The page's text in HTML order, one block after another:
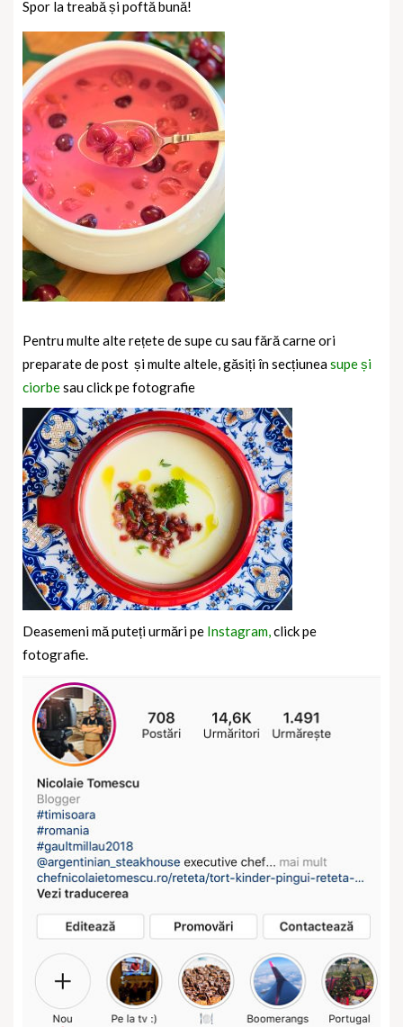
Spor la treabă și poftă bună!
Pentru multe alte rețete de supe cu sau fără carne ori
preparate de post și multe altele, găsiți în secțiuneasupe și
ciorbesau click pe fotografie
Deasemeni mă puteți urmări pe Instagram,click pe
fotografie.